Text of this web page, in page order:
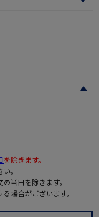
を除きます。
。
当日を除きます。
場合がございます。